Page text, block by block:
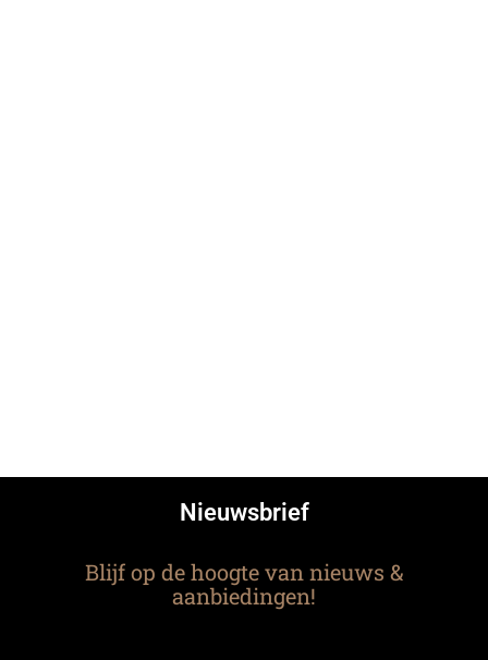
Nieuwsbrief
Blijf op de hoogte van nieuws &
aanbiedingen!